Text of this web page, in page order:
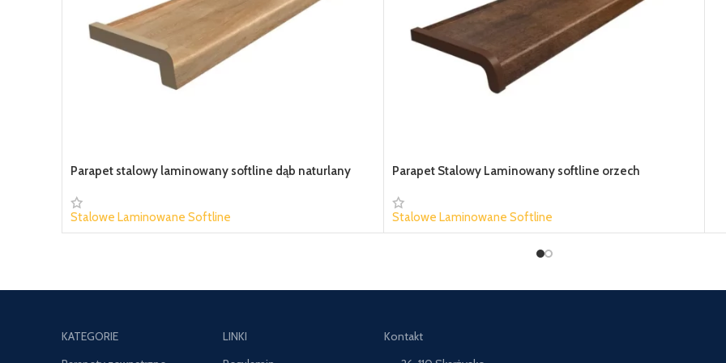
Parapet stalowy laminowany softline dąb naturlany
Stalowe Laminowane Softline
59,18 zł
Parapet Stalowy Laminowany softline orzech
Stalowe Laminowane Softline
45,30 zł
KATEGORIE
LINKI
Kontakt